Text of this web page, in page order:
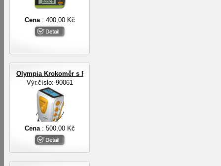
Cena : 400,00 Kč
Olympia Krokoměr s FM rádiem a sluchátky
Výr.číslo: 90061
Cena : 500,00 Kč